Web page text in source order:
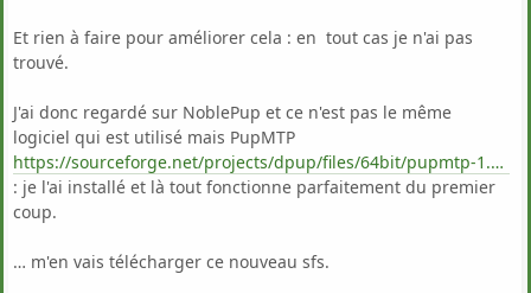
Et rien à faire pour améliorer cela : en tout cas je n'ai pas
trouvé.
J'ai donc regardé sur NoblePup et ce n'est pas le même
logiciel qui est utilisé mais PupMTP
https://sourceforge.net/projects/dpup/files/64bit/pupmtp-1.0-x86_64.pet/
: je l'ai installé et là tout fonctionne parfaitement du premier
coup.
… m'en vais télécharger ce nouveau sfs.